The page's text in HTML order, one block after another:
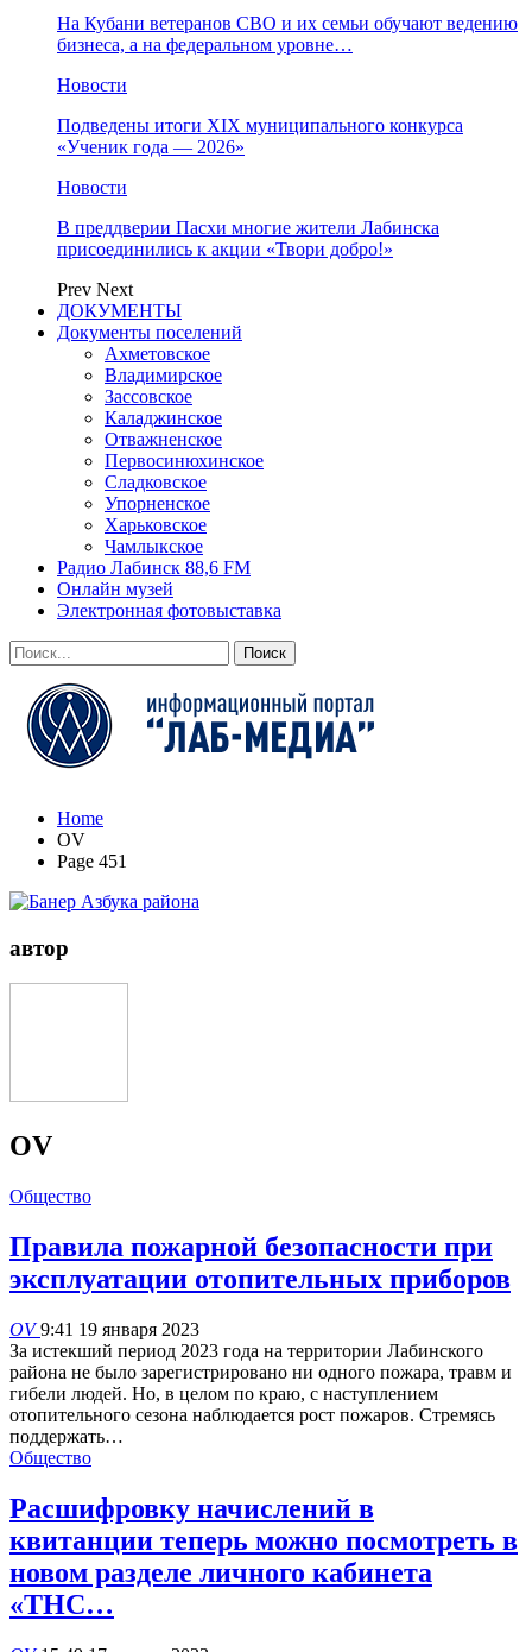
На Кубани ветеранов СВО и их семьи обучают ведению
бизнеса, а на федеральном уровне…
Новости
Подведены итоги XIX муниципального конкурса
«Ученик года — 2026»
Новости
В преддверии Пасхи многие жители Лабинска
присоединились к акции «Твори добро!»
Prev Next
ДОКУМЕНТЫ
Документы поселений
Ахметовское
Владимирское
Зассовское
Каладжинское
Отважненское
Первосинюхинское
Сладковское
Упорненское
Харьковское
Чамлыкское
Радио Лабинск 88,6 FM
Онлайн музей
Электронная фотовыставка
Home
OV
Page 451
автор
OV
Общество
Правила пожарной безопасности при
эксплуатации отопительных приборов
OV9:41 19 января 2023
За истекший период 2023 года на территории Лабинского
района не было зарегистрировано ни одного пожара, травм и
гибели людей. Но, в целом по краю, с наступлением
отопительного сезона наблюдается рост пожаров. Стремясь
поддержать…
Общество
Расшифровку начислений в
квитанции теперь можно посмотреть в
новом разделе личного кабинета
«ТНС…